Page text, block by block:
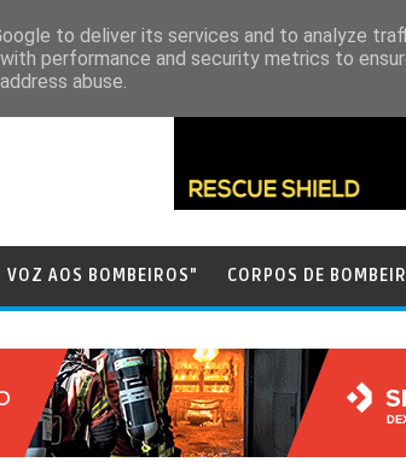
VOZ AOS BOMBEIROS" CORPOS DE
to deliver its services and to analyze
performance and security metrics to
abuse.